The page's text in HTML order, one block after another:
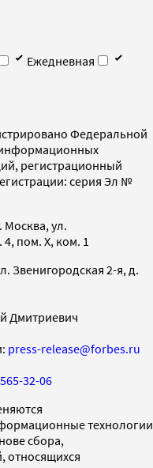
Ежедневная
Федеральной
регистрационный
серия Эл №
Москва, ул.
4, пом. X, ком. 1
Звенигородская 2-я, д.
Дмитриевич
press-release@forbes.ru
32-06
технологии
сбора,
относящихся